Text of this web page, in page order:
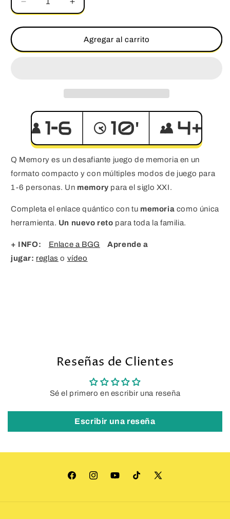
Reducir
cantidad
para
Memory
Aumentar
cantidad
para
Memory
Agregar al carrito
Q Memory es un desafiante juego de memoria en un
formato compacto y con múltiples modos de juego para
1-­6 personas. Un memory para el siglo XXI.
Completa el enlace quántico con tu memoria como única
herramienta. Un nuevo reto para toda la familia.
+ INFO: Enlace a BGG
Aprende a
jugar: reglas o vídeo
Reseñas de Clientes
Sé el primero en escribir una reseña
Escribir una reseña
FacebookInstagramYouTubeTikTok X